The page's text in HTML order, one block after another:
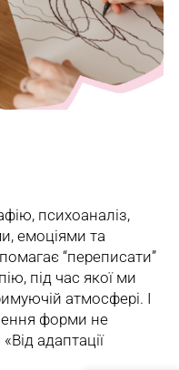
психоаналіз,
емоціями та
“переписати”
під час якої ми
атмосфері. І
форми не
адаптації